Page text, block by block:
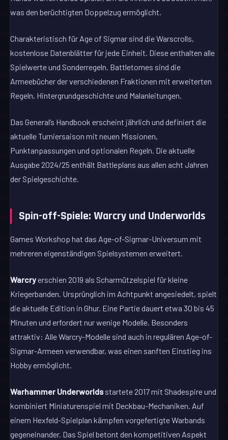
was den berüchtigten Doppelzug ermöglicht.
Charakteristisch für Age of Sigmar sind die Warscrolls,
kostenlose Datenblätter für jede Einheit. Diese enthalten alle
Spielwerte und Sonderregeln. Battletomes sind die
Armeebücher der verschiedenen Fraktionen mit erweiterten
Regeln, Hintergrundgeschichte und Malanleitungen.
Das General’s Handbook erscheint jährlich und definiert die
aktuelle Turniersaison mit neuen Missionen,
Punktanpassungen und optionalen Regeln. Die aktuelle
Ausgabe 2024/25 enthält Battleplans aus allen acht Jahren
der Spielgeschichte.
Spin-off-Spiele: Warcry und Underworlds
Games Workshop hat das Age-of-Sigmar-Universum mit
mehreren eigenständigen Spielsystemen erweitert.
Warcryerschien 2019 als Scharmützelspiel für kleine
Kriegerbanden. Ursprünglich im Achtpunkt angesiedelt, spielt
die aktuelle Edition in Ghur. Eine Partie dauert etwa 30 bis 45
Minuten und erfordert nur wenige Modelle. Besonders
attraktiv: Alle Warcry-Modelle sind auch in regulären Age-of-
Sigmar-Armeen verwendbar, was einen sanften Einstieg ins
Hobby ermöglicht.
Warhammer Underworldsstartete 2017 mit Shadespire und
kombiniert Miniaturenspiel mit Deckbau-Mechaniken. Auf
einem Hexfeld-Spielplan kämpfen vorgefertigte Warbands
gegeneinander. Das Spiel betont den kompetitiven Aspekt